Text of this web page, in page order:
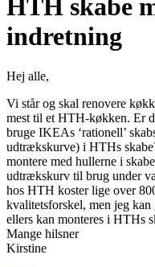
HTH skabe
indretning
Hej alle,
Vi står og skal renovere
mest til et HTH-køkken. Er
bruge IKEAs ‘rationell’
udtrækskurve) i HTHs
montere med hullerne i
udtrækskurv til brug under
hos HTH koster lige over
kvalitetsforskel, men jeg
ellers kan monteres i HTHs
Mange hilsner
Kirstine